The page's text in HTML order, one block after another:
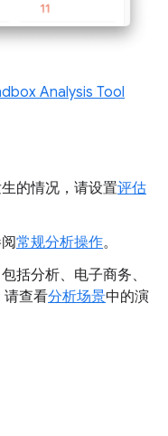
Analysis Tool
的情况，请设置评估
常规分析操作。
括分析、电子商务、
请查看分析场景中的演